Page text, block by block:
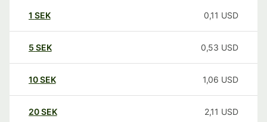
1 SEK 0,11 USD
5 SEK 0,53 USD
10SEK 1,06 USD
20SEK 2,11 USD